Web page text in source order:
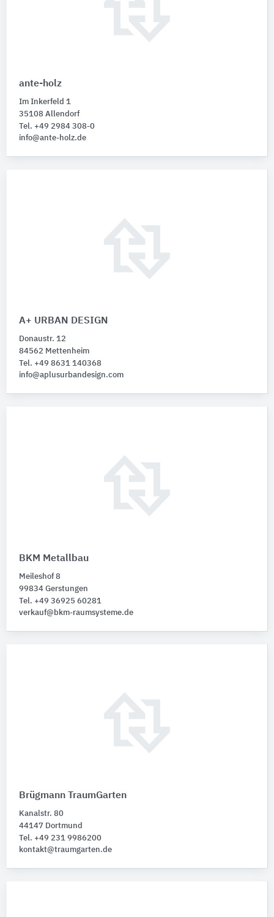
ante-holz
Im Inkerfeld 1
35108 Allendorf
Tel. +49 2984 308-0
info@ante-holz.de
A+ URBAN DESIGN
Donaustr. 12
84562 Mettenheim
Tel. +49 8631 140368
info@aplusurbandesign.com
BKM Metallbau
Meileshof 8
99834 Gerstungen
Tel. +49 36925 60281
verkauf@bkm-raumsysteme.de
Brügmann TraumGarten
Kanalstr. 80
44147 Dortmund
Tel. +49 231 9986200
kontakt@traumgarten.de